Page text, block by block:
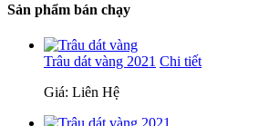
Sản phẩm bán chạy
Trâu dát vàng 2021 Chi tiết
Giá: Liên Hệ